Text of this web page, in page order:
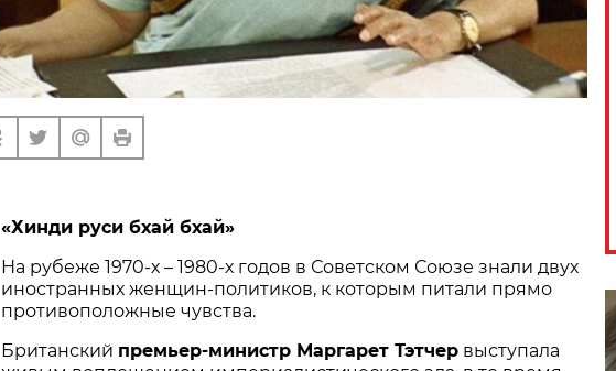
«Хинди руси бхай бхай»
На рубеже 1970-х – 1980-х годов в Советском Союзе знали двух
иностранных женщин-политиков, к которым питали прямо
противоположные чувства.
Британский премьер-министр Маргарет Тэтчер выступала